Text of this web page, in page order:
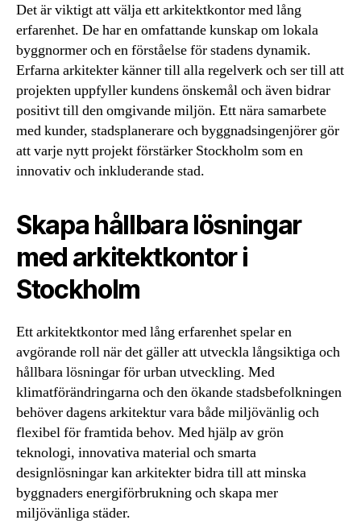
Det är viktigt att välja ett arkitektkontor med lång
erfarenhet. De har en omfattande kunskap om lokala
byggnormer och en förståelse för stadens dynamik.
Erfarna arkitekter känner till alla regelverk och ser till att
projekten uppfyller kundens önskemål och även bidrar
positivt till den omgivande miljön. Ett nära samarbete
med kunder, stadsplanerare och byggnadsingenjörer gör
att varje nytt projekt förstärker Stockholm som en
innovativ och inkluderande stad.
Skapa hållbara lösningar
med arkitektkontor i
Stockholm
Ett arkitektkontor med lång erfarenhet spelar en
avgörande roll när det gäller att utveckla långsiktiga och
hållbara lösningar för urban utveckling. Med
klimatförändringarna och den ökande stadsbefolkningen
behöver dagens arkitektur vara både miljövänlig och
flexibel för framtida behov. Med hjälp av grön
teknologi, innovativa material och smarta
designlösningar kan arkitekter bidra till att minska
byggnaders energiförbrukning och skapa mer
miljövänliga städer.